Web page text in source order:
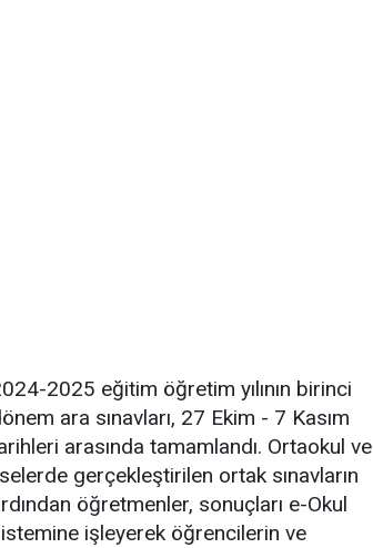
2025 eğitim öğretim yılının birinci
ara sınavları, 27 Ekim - 7 Kasım
arasında tamamlandı. Ortaokul ve
gerçekleştirilen ortak sınavların
öğretmenler, sonuçları e-Okul
işleyerek öğrencilerin ve